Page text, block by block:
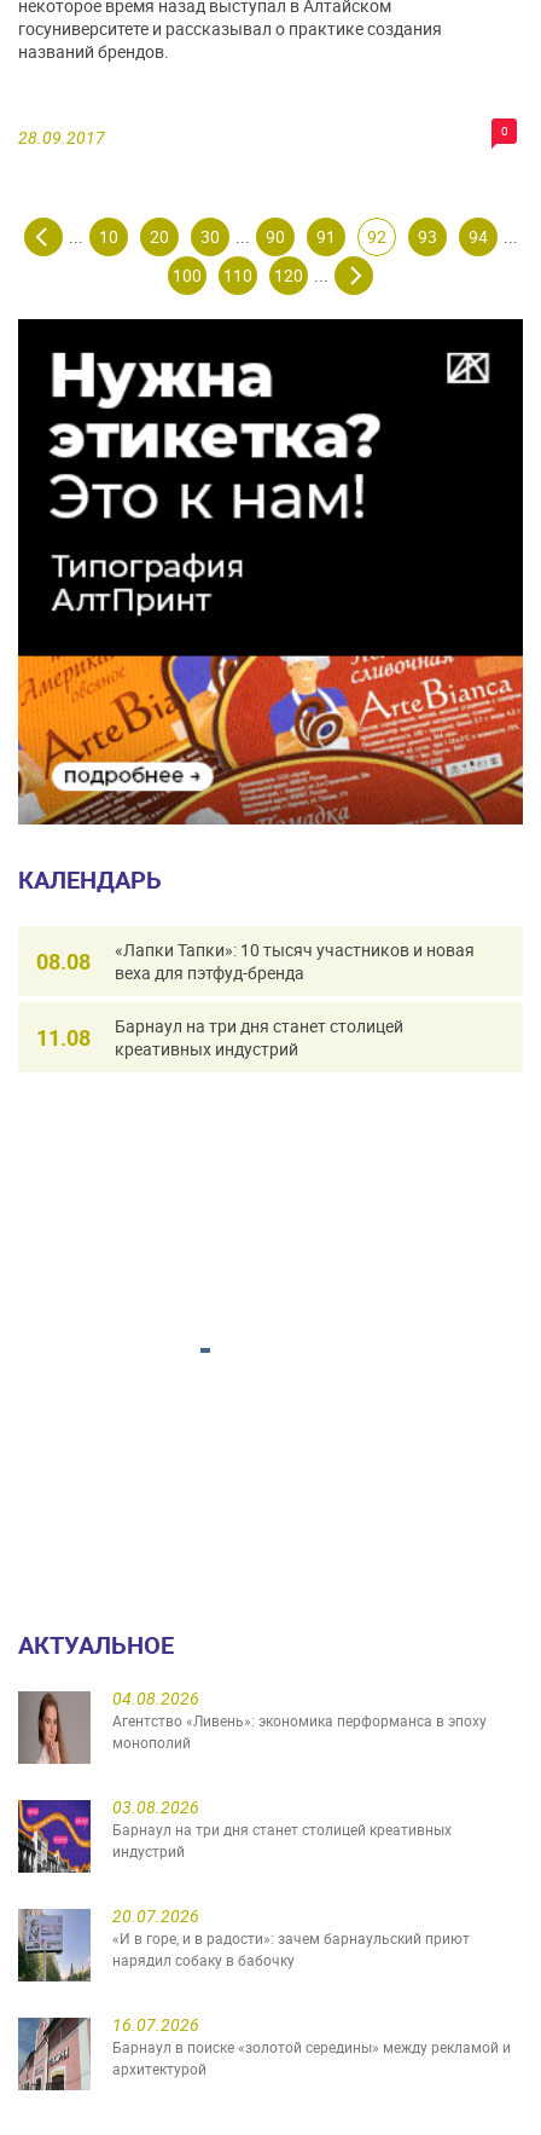
28.09.2017 0
некоторое время назад выступал в Алтайском
госуниверситете и рассказывал о практике создания
названий брендов.
... 10 20 30 ... 90 91 92 93 94
...
100
110 120 ...
КАЛЕНДАРЬ
08.08
«Лапки Тапки»: 10 тысяч участников и новая
веха для пэтфуд-бренда
11.08
Барнаул на три дня станет столицей
креативных индустрий
АКТУАЛЬНОЕ
04.08.2026
Агентство «Ливень»: экономика перформанса в эпоху
монополий
03.08.2026
Барнаул на три дня станет столицей креативных
индустрий
20.07.2026
«И в горе, и в радости»: зачем барнаульский приют
нарядил собаку в бабочку
16.07.2026
Барнаул в поиске «золотой середины» между рекламой и
архитектурой